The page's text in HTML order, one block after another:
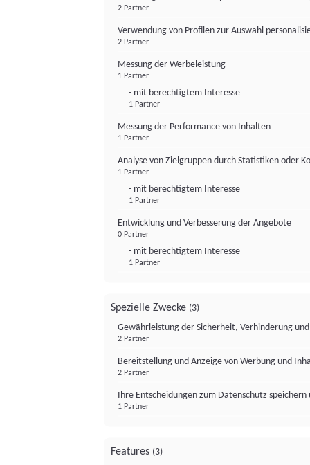
2 Partner
Verwendung von Profilen zur Auswahl
2 Partner
Messung der Werbeleistung
1 Partner
- mit berechtigtem Interesse
1 Partner
Messung der Performance von Inhalten
1 Partner
Analyse von Zielgruppen durch Statistiken oder
1 Partner
- mit berechtigtem Interesse
1 Partner
Entwicklung und Verbesserung der Angebote
0 Partner
- mit berechtigtem Interesse
1 Partner
Spezielle Zwecke (3)
Gewährleistung der Sicherheit, Verhinderung
2 Partner
Bereitstellung und Anzeige von Werbung und
2 Partner
Ihre Entscheidungen zum Datenschutz
1 Partner
Features (3)